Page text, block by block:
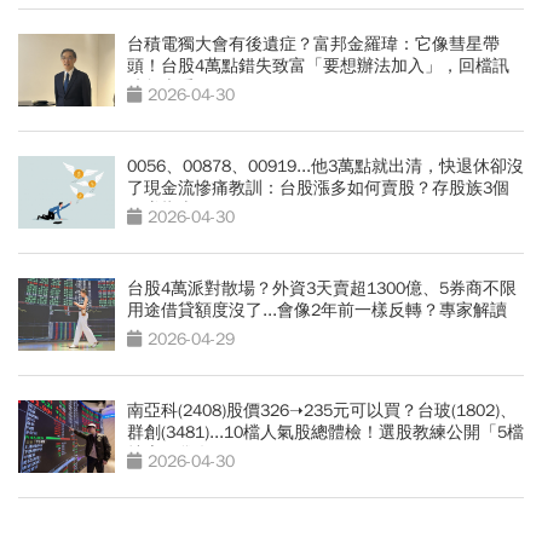
台積電獨大會有後遺症？富邦金羅瑋：它像彗星帶
頭！台股4萬點錯失致富「要想辦法加入」，回檔訊
號怎麼看
2026-04-30
0056、00878、00919...他3萬點就出清，快退休卻沒
了現金流慘痛教訓：台股漲多如何賣股？存股族3個
穩賺指南
2026-04-30
台股4萬派對散場？外資3天賣超1300億、5券商不限
用途借貸額度沒了...會像2年前一樣反轉？專家解讀
2026-04-29
南亞科(2408)股價326➝235元可以買？台玻(1802)、
群創(3481)...10檔人氣股總體檢！選股教練公開「5檔
抄底口袋名單」
2026-04-30